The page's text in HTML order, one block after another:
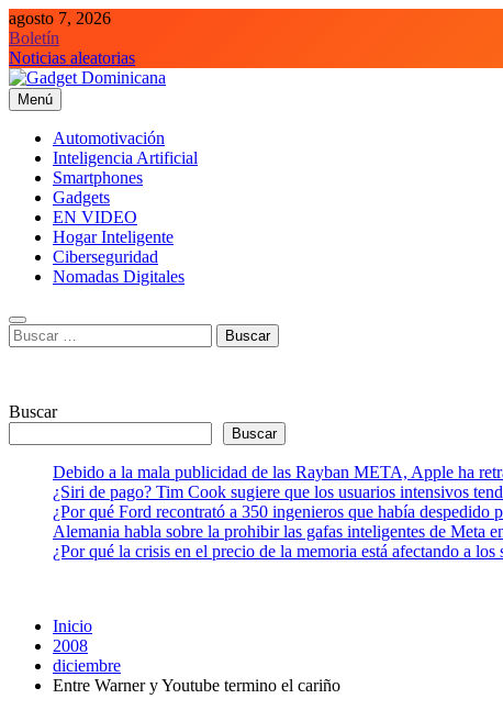
Saltar
al
contenido
agosto 7, 2026
Boletín
Noticias aleatorias
Gadget Dominicana
Gadgets, Autos y Tecnología de consumo
Menú
Automotivación
Inteligencia Artificial
Smartphones
Gadgets
EN VIDEO
Hogar Inteligente
Ciberseguridad
Nomadas Digitales
Buscar:
Buscar
Buscar
Debido a la mala publicidad de las Rayban META, Apple ha
¿Siri de pago? Tim Cook sugiere que los usuarios intensivos
¿Por qué Ford recontrató a 350 ingenieros que había despedido
Alemania habla sobre la prohibir las gafas inteligentes de Meta
¿Por qué la crisis en el precio de la memoria está afectando a los
Inicio
2008
diciembre
Entre Warner y Youtube termino el cariño